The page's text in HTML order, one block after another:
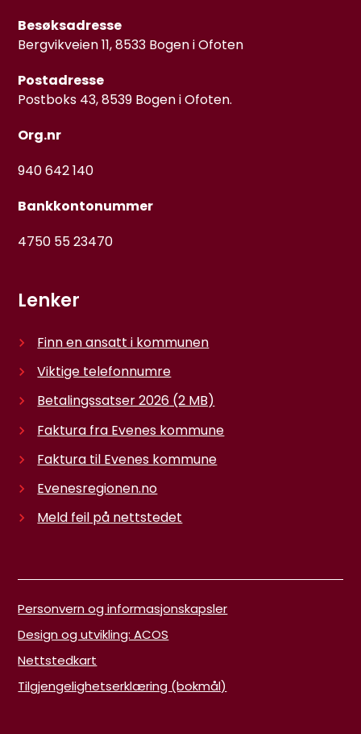
Besøksadresse
Bergvikveien 11, 8533 Bogen i Ofoten
Postadresse
Postboks 43, 8539 Bogen i Ofoten.
Org.nr
940 642 140
Bankkontonummer
4750 55 23470
Lenker
Finn en ansatt i kommunen
Viktige telefonnumre
Betalingssatser 2026 (2 MB)
Faktura fra Evenes kommune
Faktura til Evenes kommune
Evenesregionen.no
Meld feil på nettstedet
Personvern og informasjonskapsler
Design og utvikling: ACOS
Nettstedkart
Tilgjengelighetserklæring (bokmål)